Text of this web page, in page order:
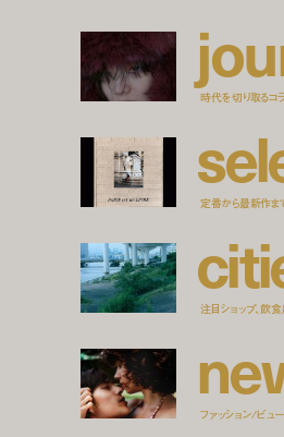
jou
時代を切り取るコ
sel
定番から最新作ま
citi
注目ショップ、飲
ne
ファッション/ビュ